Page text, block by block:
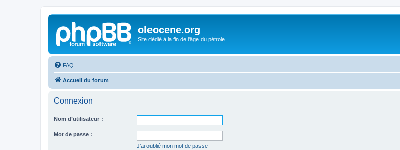
oleocene.org
Site dédié à la fin de l'âge du pétrole
FAQ
Accueil du forum
Connexion
Nom d’utilisateur :
Mot de passe :
J’ai oublié mon mot de passe